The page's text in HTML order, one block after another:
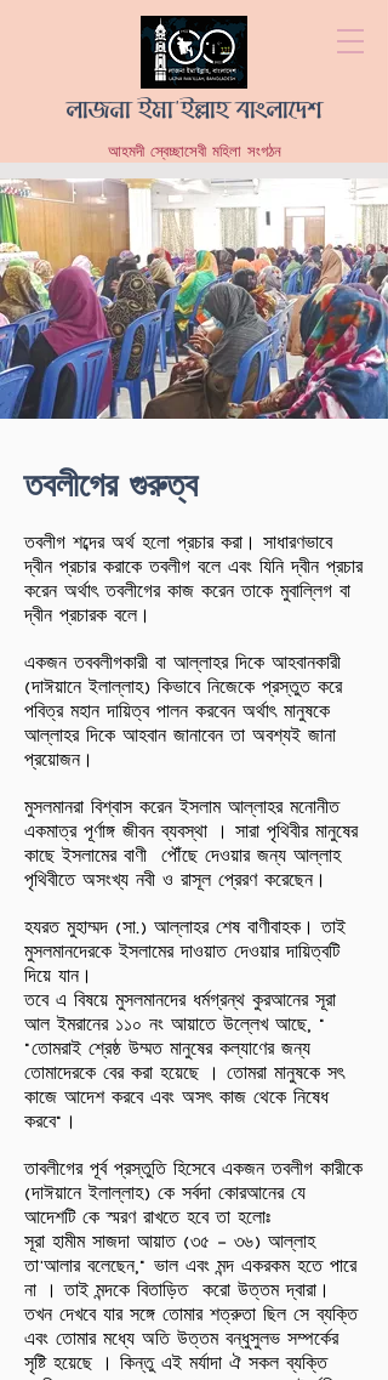
লাজনা ইমা'ইল্লাহ বাংলাদেশ
আহমদী স্বেচ্ছাসেবী মহিলা সংগঠন
তবলীগের গুরুত্ব
তবলীগ শব্দের অর্থ হলো প্রচার করা। সাধারণভাবে
দ্বীন প্রচার করাকে তবলীগ বলে এবং যিনি দ্বীন প্রচার
করেন অর্থাৎ তবলীগের কাজ করেন তাকে মুবাল্লিগ বা
দ্বীন প্রচারক বলে।
একজন তববলীগকারী বা আল্লাহর দিকে আহবানকারী
(দাঈয়ানে ইলাল্লাহ) কিভাবে নিজেকে প্রস্তুত করে
পবিত্র মহান দায়িত্ব পালন করবেন অর্থাৎ মানুষকে
আল্লাহর দিকে আহবান জানাবেন তা অবশ্যই জানা
প্রয়োজন।
মুসলমানরা বিশ্বাস করেন ইসলাম আল্লাহর মনোনীত
একমাত্র পূর্ণাঙ্গ জীবন ব্যবস্থা । সারা পৃথিবীর মানুষের
কাছে ইসলামের বাণী পৌঁছে দেওয়ার জন্য আল্লাহ
পৃথিবীতে অসংখ্য নবী ও রাসূল প্রেরণ করেছেন।
হযরত মুহাম্মদ (সা.) আল্লাহর শেষ বাণীবাহক। তাই
মুসলমানদেরকে ইসলামের দাওয়াত দেওয়ার দায়িত্বটি
দিয়ে যান।
তবে এ বিষয়ে মুসলমানদের ধর্মগ্রন্থ কুরআনের সূরা
আল ইমরানের ১১০ নং আয়াতে উল্লেখ আছে, "
"তোমরাই শ্রেষ্ঠ উম্মত মানুষের কল্যাণের জন্য
তোমাদেরকে বের করা হয়েছে । তোমরা মানুষকে সৎ
কাজে আদেশ করবে এবং অসৎ কাজ থেকে নিষেধ
করবে"।
তাবলীগের পূর্ব প্রস্তুতি হিসেবে একজন তবলীগ কারীকে
(দাঈয়ানে ইলাল্লাহ) কে সর্বদা কোরআনের যে
আদেশটি কে স্মরণ রাখতে হবে তা হলোঃ
সূরা হামীম সাজদা আয়াত (৩৫ - ৩৬) আল্লাহ
তা'আলার বলেছেন," ভাল এবং মন্দ একরকম হতে পারে
না । তাই মন্দকে বিতাড়িত করো উত্তম দ্বারা।
তখন দেখবে যার সঙ্গে তোমার শত্রুতা ছিল সে ব্যক্তি
এবং তোমার মধ্যে অতি উত্তম বন্ধুসুলভ সম্পর্কের
সৃষ্টি হয়েছে । কিন্তু এই মর্যাদা ঐ সকল ব্যক্তি